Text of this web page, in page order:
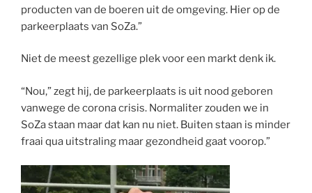
producten van de boeren uit de omgeving. Hier op de
parkeerplaats van SoZa.”
Niet de meest gezellige plek voor een markt denk ik.
“Nou,” zegt hij, de parkeerplaats is uit nood geboren
vanwege de corona crisis. Normaliter zouden we in
SoZa staan maar dat kan nu niet. Buiten staan is minder
fraai qua uitstraling maar gezondheid gaat voorop.”